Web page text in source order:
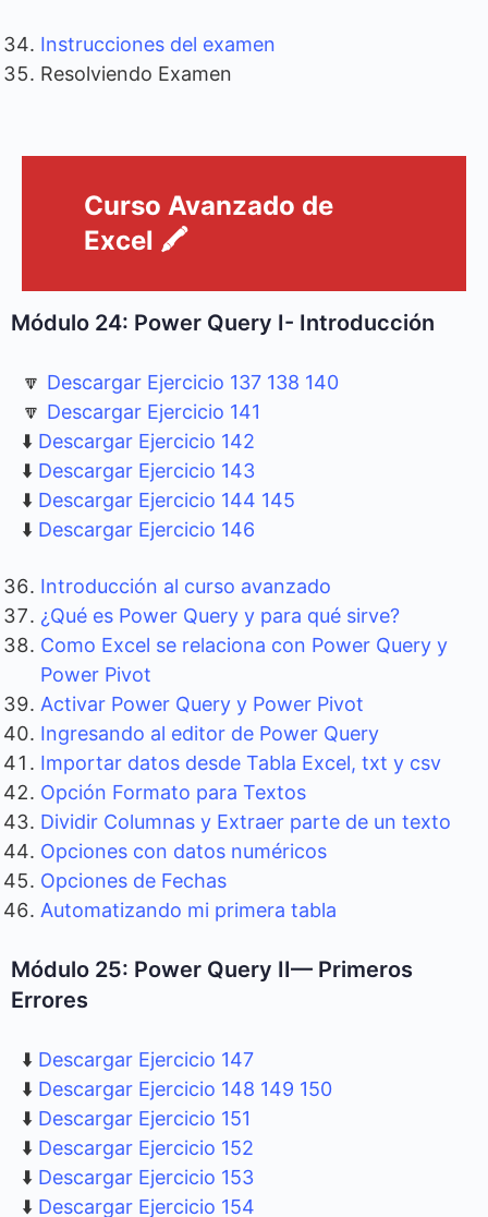
Instrucciones del examen
Resolviendo Examen
Curso Avanzado de
Excel 🖍️
Módulo 24: Power Query I- Introducción
🔽 Descargar Ejercicio 137 138 140
🔽 Descargar Ejercicio 141
⬇️ Descargar Ejercicio 142
⬇️ Descargar Ejercicio 143
⬇️ Descargar Ejercicio 144 145
⬇️ Descargar Ejercicio 146
Introducción al curso avanzado
¿Qué es Power Query y para qué sirve?
Como Excel se relaciona con Power Query y
Power Pivot
Activar Power Query y Power Pivot
Ingresando al editor de Power Query
Importar datos desde Tabla Excel, txt y csv
Opción Formato para Textos
Dividir Columnas y Extraer parte de un texto
Opciones con datos numéricos
Opciones de Fechas
Automatizando mi primera tabla
Módulo 25: Power Query II— Primeros
Errores
⬇️ Descargar Ejercicio 147
⬇️ Descargar Ejercicio 148 149 150
⬇️ Descargar Ejercicio 151
⬇️ Descargar Ejercicio 152
⬇️ Descargar Ejercicio 153
⬇️ Descargar Ejercicio 154